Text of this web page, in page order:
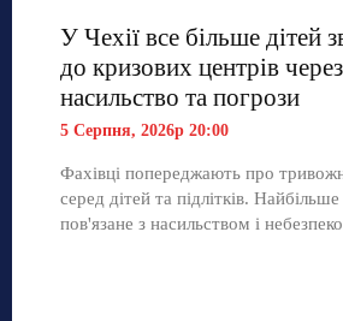
У Чехії все більше дітей
до кризових центрів
насильство та погрози
5 Серпня, 2026р 20:00
Фахівці попереджають про
серед дітей та підлітків.
пов'язане з насильством і